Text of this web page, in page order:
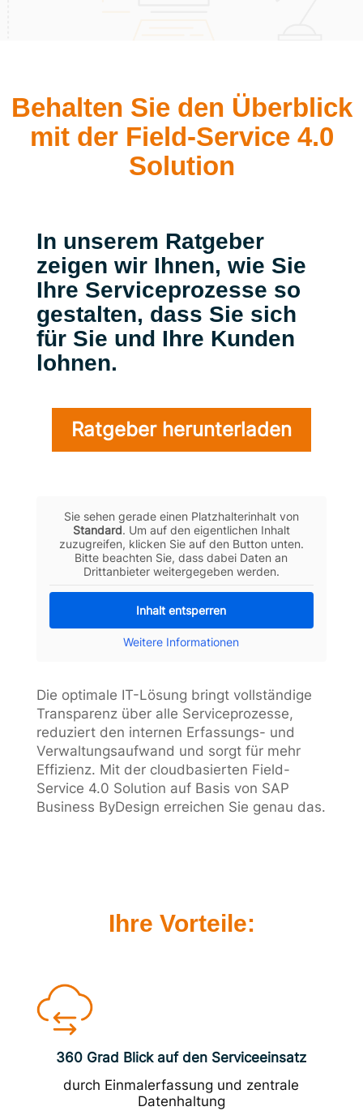
Behalten Sie den Überblick
mit der Field-Service 4.0
Solution
In unserem Ratgeber
zeigen wir Ihnen, wie Sie
Ihre Serviceprozesse so
gestalten, dass Sie sich
für Sie und Ihre Kunden
lohnen.
Ratgeber herunterladen
Sie sehen gerade einen Platzhalterinhalt von
Standard. Um auf den eigentlichen Inhalt
zuzugreifen, klicken Sie auf den Button unten.
Bitte beachten Sie, dass dabei Daten an
Drittanbieter weitergegeben werden.
Inhalt entsperren
Weitere Informationen
Die optimale IT-Lösung bringt vollständige
Transparenz über alle Serviceprozesse,
reduziert den internen Erfassungs- und
Verwaltungsaufwand und sorgt für mehr
Effizienz. Mit der cloudbasierten Field-
Service 4.0 Solution auf Basis von SAP
Business ByDesign erreichen Sie genau das.
Ihre Vorteile:
360 Grad Blick auf den Serviceeinsatz
durch Einmalerfassung und zentrale
Datenhaltung